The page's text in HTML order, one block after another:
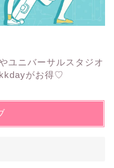
ユニバーサルスタジオ
がお得♡